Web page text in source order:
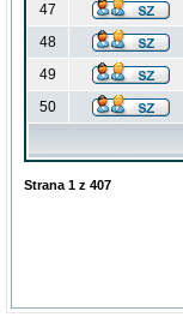
47
48
49
50
Strana 1 z 407